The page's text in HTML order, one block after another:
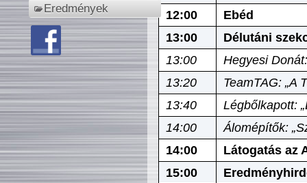
Eredmények
12:00
Ebéd
13:00
Délutáni
13:00
Hegyesi
13:20
TeamTAG: „A
13:40
Légbőlkapott:
14:00
Álomépítők:
14:00
Látogatás az
15:00